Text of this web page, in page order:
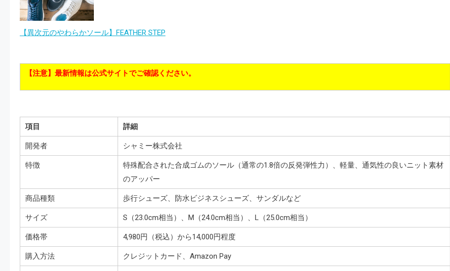
【異次元のやわらかソール】FEATHER STEP
【注意】最新情報は公式サイトでご確認ください。
項目 詳細
開発者 シャミー株式会社
特徴
特殊配合された合成ゴムのソール（通常の1.8倍の反発弾性力）、軽量、通気性の良いニット素材
のアッパー
商品種類 歩行シューズ、防水ビジネスシューズ、サンダルなど
サイズ S（23.0cm相当）、M（24.0cm相当）、L（25.0cm相当）
価格帯 4,980円（税込）から14,000円程度
購入方法 クレジットカード、Amazon Pay